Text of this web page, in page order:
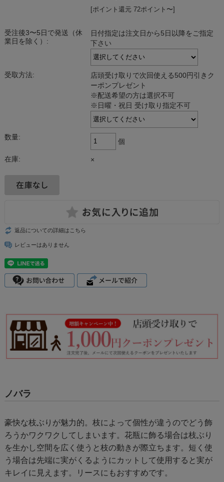
[ポイント還元 72ポイント〜]
受注後3〜5日で発送（休
業日を除く）:
日付指定は注文日から5日以降をご指定
下さい
受取方法:
店頭受け取りで次回使える500円引きク
ーポンプレゼント
※配送希望の方は選択不可
※日曜・祝日 受け取り指定不可
数量:
個
在庫: ×
返品についての詳細はこちら
レビューはありません
ノバラ
豪快な枝ぶりが魅力的。枝によって個性が違うのでどう飾
ろうかワクワクしてしまいます。花瓶に飾る場合は枝ぶり
を生かし空間を広く使うと枝の動きが際立ちます。短く使
う場合は先端に実がくるようにカットして使用すると実が
キレイに見えます。リースにもおすすめです。